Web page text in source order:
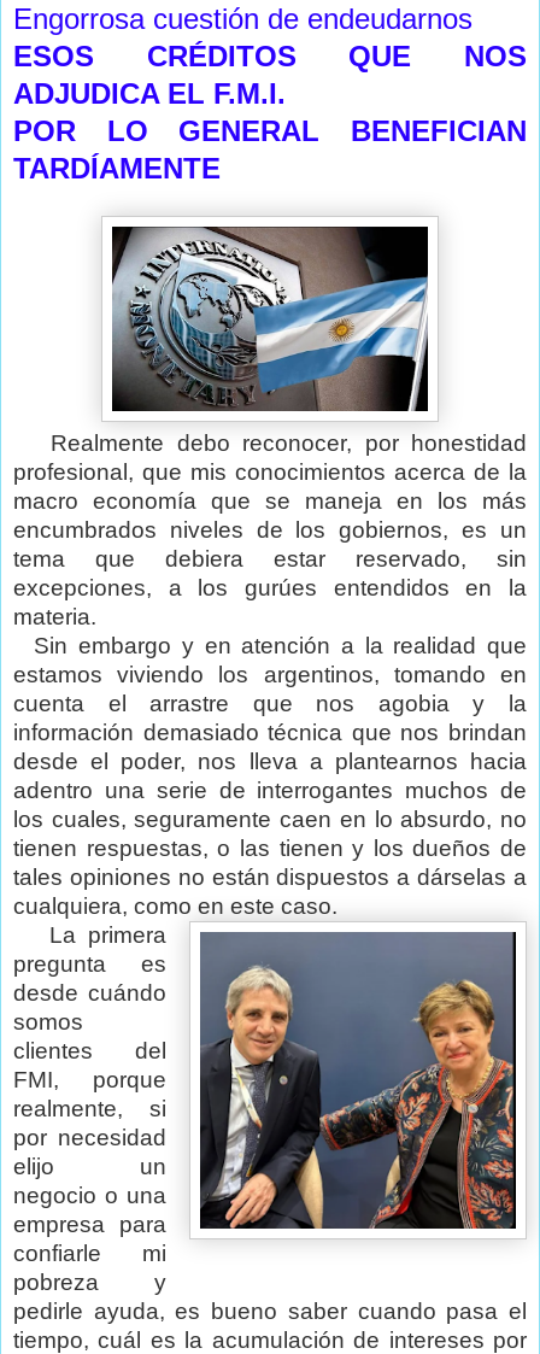
Engorrosa cuestión de endeudarnos
ESOS CRÉDITOS QUE NOS
ADJUDICA EL F.M.I.
POR LO GENERAL BENEFICIAN
TARDÍAMENTE
Realmente debo reconocer, por honestidad
profesional, que mis conocimientos acerca de la
macro economía que se maneja en los más
encumbrados niveles de los gobiernos, es un
tema que debiera estar reservado, sin
excepciones, a los gurúes entendidos en la
materia.
Sin embargo y en atención a la realidad que
estamos viviendo los argentinos, tomando en
cuenta el arrastre que nos agobia y la
información demasiado técnica que nos brindan
desde el poder, nos lleva a plantearnos hacia
adentro una serie de interrogantes muchos de
los cuales, seguramente caen en lo absurdo, no
tienen respuestas, o las tienen y los dueños de
tales opiniones no están dispuestos a dárselas a
cualquiera, como en este caso.
La primera
pregunta es
desde cuándo
somos
clientes del
FMI, porque
realmente, si
por necesidad
elijo un
negocio o una
empresa para
confiarle mi
pobreza y
pedirle ayuda, es bueno saber cuando pasa el
tiempo, cuál es la acumulación de intereses por